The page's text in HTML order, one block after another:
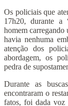
Os policiais que
17h20, durante a
homem carregando
havia nenhuma
atenção dos
abordagem, os
pedra de
Durante as
encontraram o
fatos, foi dada voz